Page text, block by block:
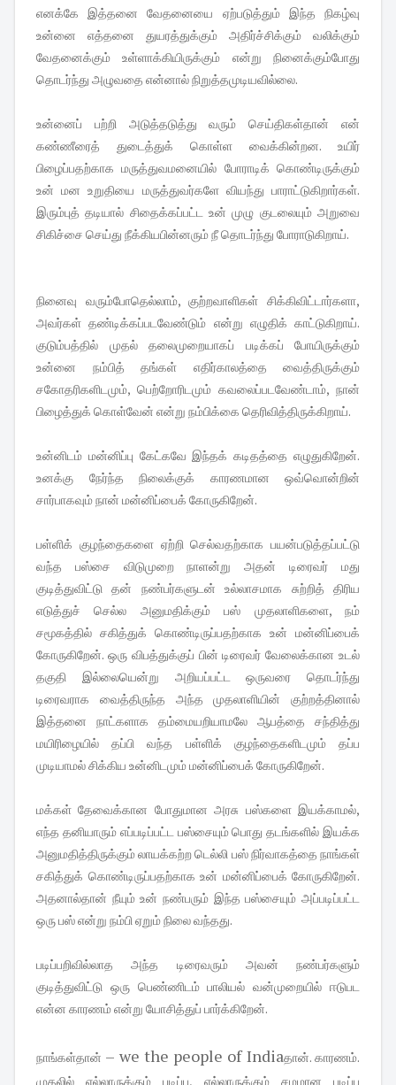
எனக்கே இத்தனை வேதனையை ஏற்படுத்தும் இந்த நிகழ்வு
உன்னை எத்தனை துயரத்துக்கும் அதிர்ச்சிக்கும் வலிக்கும்
வேதனைக்கும் உள்ளாக்கியிருக்கும் என்று நினைக்கும்போது
தொடர்ந்து அழுவதை என்னால் நிறுத்தமுடியவில்லை.
உன்னைப் பற்றி அடுத்தடுத்து வரும் செய்திகள்தான் என்
கண்ணீரைத் துடைத்துக் கொள்ள வைக்கின்றன. உயிர்
பிழைப்பதற்காக மருத்துவமனையில் போராடிக் கொண்டிருக்கும்
உன் மன உறுதியை மருத்துவர்களே வியந்து பாராட்டுகிறார்கள்.
இரும்புத் தடியால் சிதைக்கப்பட்ட உன் முழு குடலையும் அறுவை
சிகிச்சை செய்து நீக்கியபின்னரும் நீ தொடர்ந்து போராடுகிறாய்.
நினைவு வரும்போதெல்லாம், குற்றவாளிகள் சிக்கிவிட்டார்களா,
அவர்கள் தண்டிக்கப்படவேண்டும் என்று எழுதிக் காட்டுகிறாய்.
குடும்பத்தில் முதல் தலைமுறையாகப் படிக்கப் போயிருக்கும்
உன்னை நம்பித் தங்கள் எதிர்காலத்தை வைத்திருக்கும்
சகோதரிகளிடமும், பெற்றோரிடமும் கவலைப்படவேண்டாம், நான்
பிழைத்துக் கொள்வேன் என்று நம்பிக்கை தெரிவித்திருக்கிறாய்.
உன்னிடம் மன்னிப்பு கேட்கவே இந்தக் கடிதத்தை எழுதுகிறேன்.
உனக்கு நேர்ந்த நிலைக்குக் காரணமான ஒவ்வொன்றின்
சார்பாகவும் நான் மன்னிப்பைக் கோருகிறேன்.
பள்ளிக் குழந்தைகளை ஏற்றி செல்வதற்காக பயன்படுத்தப்பட்டு
வந்த பஸ்சை விடுமுறை நாளன்று அதன் டிரைவர் மது
குடித்துவிட்டு தன் நண்பர்களுடன் உல்லாசமாக சுற்றித் திரிய
எடுத்துச் செல்ல அனுமதிக்கும் பஸ் முதலாளிகளை, நம்
சமூகத்தில் சகித்துக் கொண்டிருப்பதற்காக உன் மன்னிப்பைக்
கோருகிறேன். ஒரு விபத்துக்குப் பின் டிரைவர் வேலைக்கான உடல்
தகுதி இல்லையென்று அறியப்பட்ட ஒருவரை தொடர்ந்து
டிரைவராக வைத்திருந்த அந்த முதலாளியின் குற்றத்தினால்
இத்தனை நாட்களாக தம்மையறியாமலே ஆபத்தை சந்தித்து
மயிரிழையில் தப்பி வந்த பள்ளிக் குழந்தைகளிடமும் தப்ப
முடியாமல் சிக்கிய உன்னிடமும் மன்னிப்பைக் கோருகிறேன்.
மக்கள் தேவைக்கான போதுமான அரசு பஸ்களை இயக்காமல்,
எந்த தனியாரும் எப்படிப்பட்ட பஸ்சையும் பொது தடங்களில் இயக்க
அனுமதித்திருக்கும் லாயக்கற்ற டெல்லி பஸ் நிர்வாகத்தை நாங்கள்
சகித்துக் கொண்டிருப்பதற்காக உன் மன்னிப்பைக் கோருகிறேன்.
அதனால்தான் நீயும் உன் நண்பரும் இந்த பஸ்சையும் அப்படிப்பட்ட
ஒரு பஸ் என்று நம்பி ஏறும் நிலை வந்தது.
படிப்பறிவில்லாத அந்த டிரைவரும் அவன் நண்பர்களும்
குடித்துவிட்டு ஒரு பெண்ணிடம் பாலியல் வன்முறையில் ஈடுபட
என்ன காரணம் என்று யோசித்துப் பார்க்கிறேன்.
நாங்கள்தான் – we the people of Indiaதான். காரணம்.
முதலில் எல்லாருக்கும் படிப்பு, எல்லாருக்கும் சமமான படிப்பு